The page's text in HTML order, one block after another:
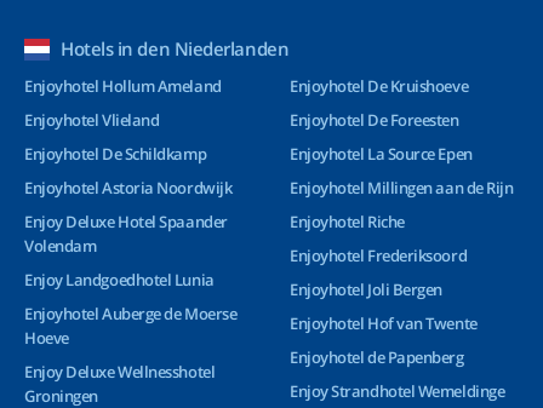
Hotels in den Niederlanden
Enjoyhotel Hollum Ameland
Enjoyhotel Vlieland
Enjoyhotel De Schildkamp
Enjoyhotel Astoria Noordwijk
Enjoy Deluxe Hotel Spaander
Volendam
Enjoy Landgoedhotel Lunia
Enjoyhotel Auberge de Moerse
Hoeve
Enjoy Deluxe Wellnesshotel
Groningen
Enjoyhotel De Kruishoeve
Enjoyhotel De Foreesten
Enjoyhotel La Source Epen
Enjoyhotel Millingen aan de Rijn
Enjoyhotel Riche
Enjoyhotel Frederiksoord
Enjoyhotel Joli Bergen
Enjoyhotel Hof van Twente
Enjoyhotel de Papenberg
Enjoy Strandhotel Wemeldinge